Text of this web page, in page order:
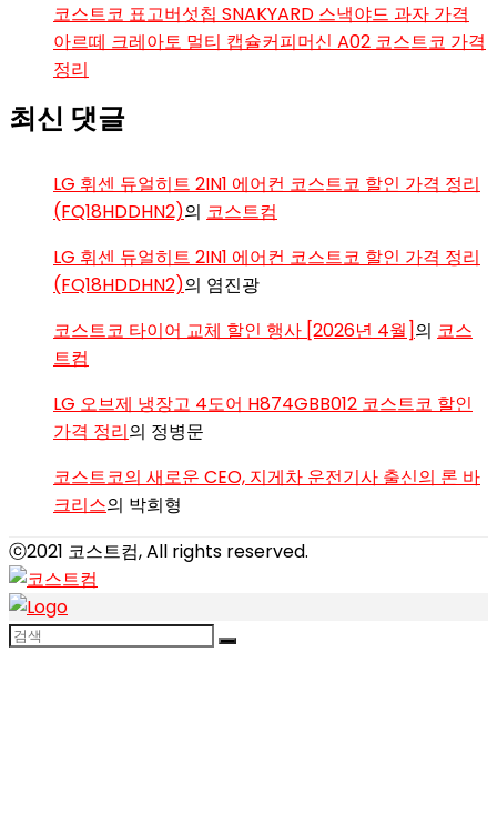
코스트코 표고버섯칩 SNAKYARD 스낵야드 과자 가격
아르떼 크레아토 멀티 캡슐커피머신 A02 코스트코 가격
정리
최신 댓글
LG 휘센 듀얼히트 2IN1 에어컨 코스트코 할인 가격 정리
(FQ18HDDHN2)의 코스트컴
LG 휘센 듀얼히트 2IN1 에어컨 코스트코 할인 가격 정리
(FQ18HDDHN2)의 염진광
코스트코 타이어 교체 할인 행사 [2026년 4월]의 코스
트컴
LG 오브제 냉장고 4도어 H874GBB012 코스트코 할인
가격 정리의 정병문
코스트코의 새로운 CEO, 지게차 운전기사 출신의 론 바
크리스의 박희형
ⓒ2021 코스트컴, All rights reserved.